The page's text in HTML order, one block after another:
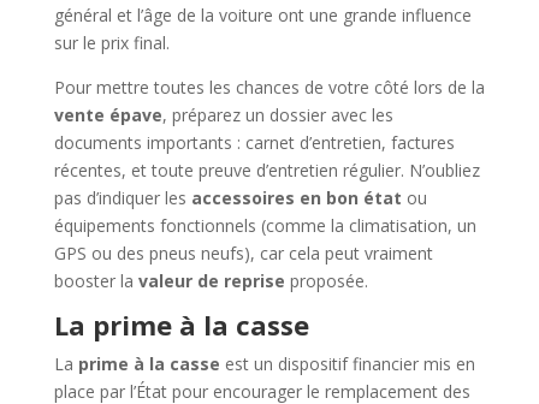
général et l’âge de la voiture ont une grande influence
sur le prix final.
Pour mettre toutes les chances de votre côté lors de la
vente épave, préparez un dossier avec les
documents importants : carnet d’entretien, factures
récentes, et toute preuve d’entretien régulier. N’oubliez
pas d’indiquer les accessoires en bon état ou
équipements fonctionnels (comme la climatisation, un
GPS ou des pneus neufs), car cela peut vraiment
booster la valeur de reprise proposée.
La prime à la casse
La prime à la casse est un dispositif financier mis en
place par l’État pour encourager le remplacement des